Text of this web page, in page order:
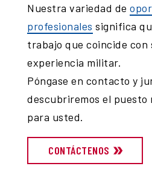
Nuestra variedad de
profesionales significa
trabajo que coincide con
experiencia militar.
Póngase en contacto y
descubriremos el puesto
para usted.
CONTÁCTENOS